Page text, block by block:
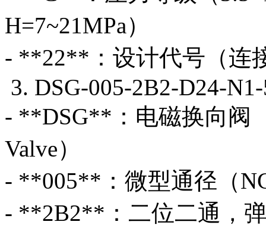
H=7~21MPa）
- **22**：设计代号（连
3. DSG-005-2B2-D24-
- **DSG**：电磁换向阀
Valve）
- **005**：微型通径（
- **2B2**：二位二通，